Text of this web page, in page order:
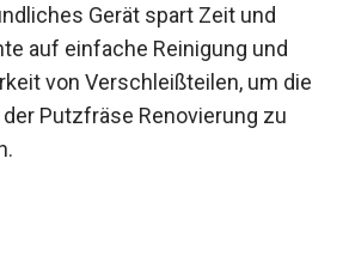
Gerät spart Zeit und
auf einfache Reinigung und
von Verschleißteilen, um die
der Putzfräse Renovierung zu